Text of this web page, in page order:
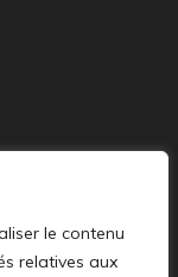
le contenu
relatives aux